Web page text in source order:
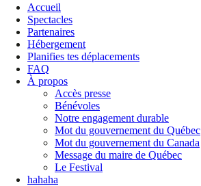
Accueil
Spectacles
Partenaires
Hébergement
Planifies tes déplacements
FAQ
À propos
Accès presse
Bénévoles
Notre engagement durable
Mot du gouvernement du Québec
Mot du gouvernement du Canada
Message du maire de Québec
Le Festival
hahaha